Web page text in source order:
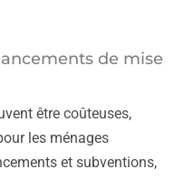
de mise
être coûteuses,
les ménages
et subventions,